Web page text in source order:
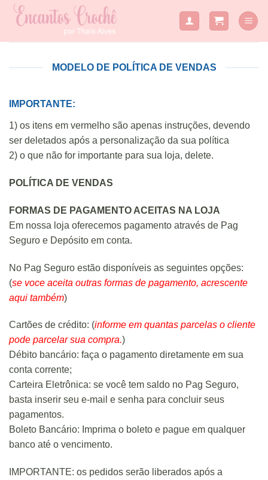
Skip
MODELO DE POLÍTICA DE VENDAS
IMPORTANTE:
1) os itens em vermelho são apenas instruções, devendo
ser deletados após a personalização da sua política
2) o que não for importante para sua loja, delete.
POLÍTICA DE VENDAS
FORMAS DE PAGAMENTO ACEITAS NA LOJA
Em nossa loja oferecemos pagamento através de Pag
Seguro e Depósito em conta.
No Pag Seguro estão disponíveis as seguintes opções:
(se voce aceita outras formas de pagamento, acrescente
aqui também)
Cartões de crédito: (informe em quantas parcelas o cliente
pode parcelar sua compra.)
Débito bancário: faça o pagamento diretamente em sua
conta corrente;
Carteira Eletrônica: se você tem saldo no Pag Seguro,
basta inserir seu e-mail e senha para concluir seus
pagamentos.
Boleto Bancário: Imprima o boleto e pague em qualquer
banco até o vencimento.
IMPORTANTE: os pedidos serão liberados após a